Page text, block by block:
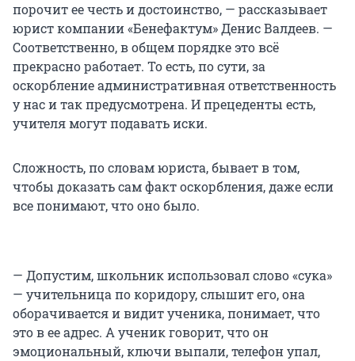
порочит ее честь и достоинство, — рассказывает
юрист компании «Бенефактум» Денис Валдеев. —
Соответственно, в общем порядке это всё
прекрасно работает. То есть, по сути, за
оскорбление административная ответственность
у нас и так предусмотрена. И прецеденты есть,
учителя могут подавать иски.
Сложность, по словам юриста, бывает в том,
чтобы доказать сам факт оскорбления, даже если
все понимают, что оно было.
— Допустим, школьник использовал слово «сука»
— учительница по коридору, слышит его, она
оборачивается и видит ученика, понимает, что
это в ее адрес. А ученик говорит, что он
эмоциональный, ключи выпали, телефон упал,